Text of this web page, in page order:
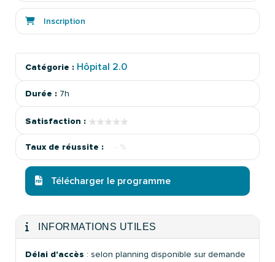
Inscription
Catégorie : Hôpital 2.0
Durée : 7h
Satisfaction : ★★★★★
★★★★★
Taux de réussite : - %
Télécharger le programme
INFORMATIONS UTILES
Délai d'accès : selon planning disponible sur demande